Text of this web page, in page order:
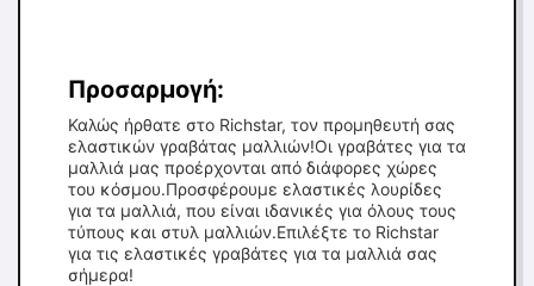
Προσαρμογή:
Καλώς ήρθατε στο Richstar, τον προμηθευτή σας
ελαστικών γραβάτας μαλλιών!Οι γραβάτες για τα
μαλλιά μας προέρχονται από διάφορες χώρες
του κόσμου.Προσφέρουμε ελαστικές λουρίδες
για τα μαλλιά, που είναι ιδανικές για όλους τους
τύπους και στυλ μαλλιών.Επιλέξτε το Richstar
για τις ελαστικές γραβάτες για τα μαλλιά σας
σήμερα!